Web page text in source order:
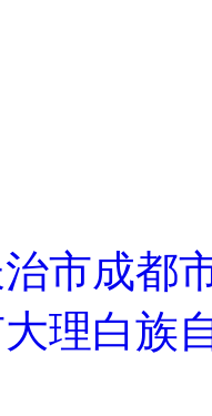
市成都
大理白族